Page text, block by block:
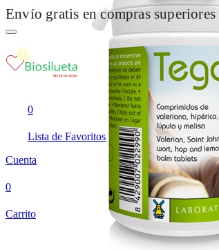
Envío gratis en compras superiores
0
Lista de Favoritos
Cuenta
0
Carrito